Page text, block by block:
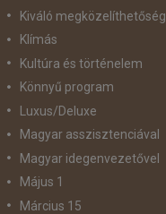
Kiváló megközelíthetőség
Klímás
Kultúra és történelem
Könnyű program
Luxus/Deluxe
Magyar asszisztenciával
Magyar idegenvezetővel
Május 1
Március 15